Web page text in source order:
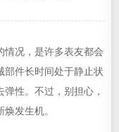
况，是许多表友都会
部件长时间处于静止状
性。不过，别担心，
发生机。